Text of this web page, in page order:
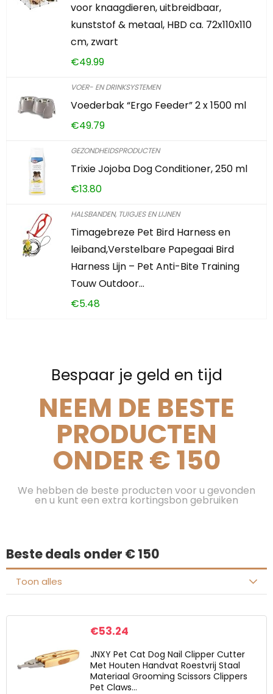
voor knaagdieren, uitbreidbaar,
kunststof & metaal, HBD ca. 72x110x110
cm, zwart
€49.99
VOER- EN DRINKSYSTEMEN
Voederbak “Ergo Feeder” 2 x 1500 ml
€49.79
GEZONDHEIDSPRODUCTEN
Trixie Jojoba Dog Conditioner, 250 ml
€13.80
HALSBANDEN, TUIGJES EN LIJNEN
Timagebreze Pet Bird Harness en
leiband,Verstelbare Papegaai Bird
Harness Lijn – Pet Anti-Bite Training
Touw Outdoor…
€5.48
Bespaar je geld en tijd
NEEM DE BESTE
PRODUCTEN
ONDER € 150
We hebben de beste producten voor u gevonden
en u kunt een extra kortingsbon gebruiken
Beste deals onder € 150
Toon alles
€53.24
JNXY Pet Cat Dog Nail Clipper Cutter
Met Houten Handvat Roestvrij Staal
Materiaal Grooming Scissors Clippers
Pet Claws…